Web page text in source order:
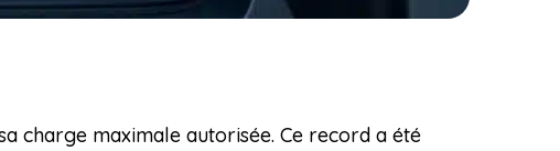
charge maximale autorisée. Ce record a été